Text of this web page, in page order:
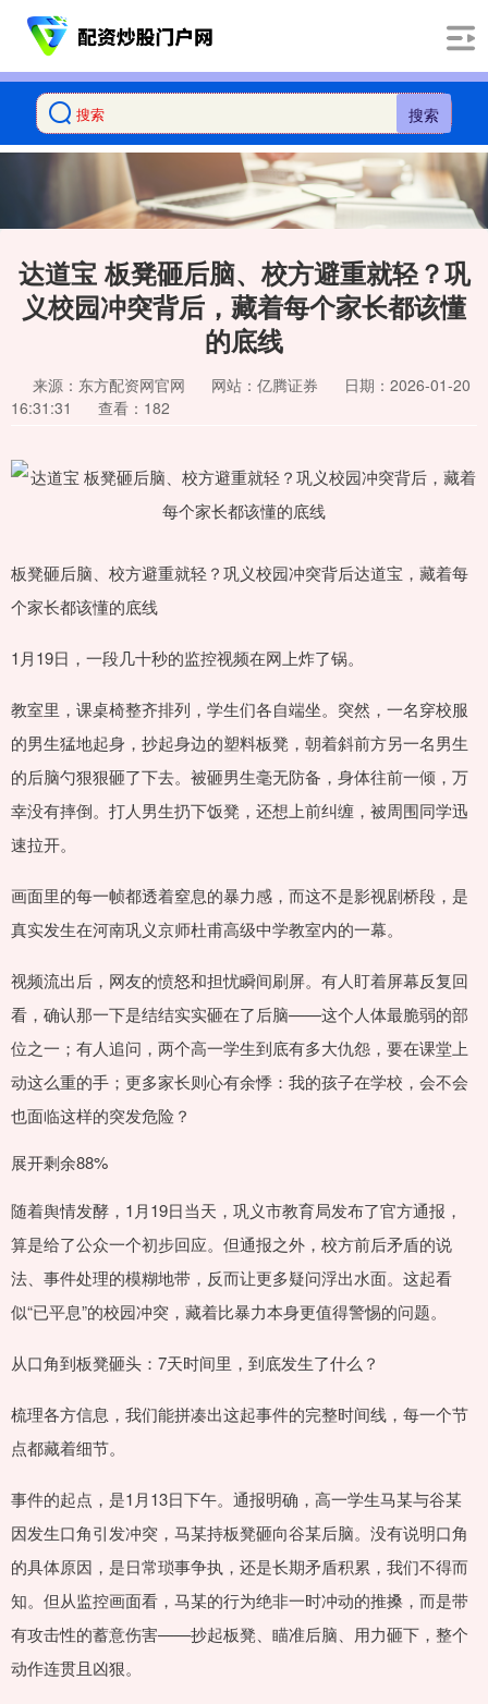
搜索
达道宝 板凳砸后脑、校方避重就轻？巩
义校园冲突背后，藏着每个家长都该懂
的底线
来源：东方配资网官网 网站：亿腾证券
日期：2026-01-20
16:31:31
查看：182
板凳砸后脑、校方避重就轻？巩义校园冲突背后达道宝，藏着每
个家长都该懂的底线
1月19日，一段几十秒的监控视频在网上炸了锅。
教室里，课桌椅整齐排列，学生们各自端坐。突然，一名穿校服
的男生猛地起身，抄起身边的塑料板凳，朝着斜前方另一名男生
的后脑勺狠狠砸了下去。被砸男生毫无防备，身体往前一倾，万
幸没有摔倒。打人男生扔下饭凳，还想上前纠缠，被周围同学迅
速拉开。
画面里的每一帧都透着窒息的暴力感，而这不是影视剧桥段，是
真实发生在河南巩义京师杜甫高级中学教室内的一幕。
视频流出后，网友的愤怒和担忧瞬间刷屏。有人盯着屏幕反复回
看，确认那一下是结结实实砸在了后脑——这个人体最脆弱的部
位之一；有人追问，两个高一学生到底有多大仇怨，要在课堂上
动这么重的手；更多家长则心有余悸：我的孩子在学校，会不会
也面临这样的突发危险？
展开剩余88%
随着舆情发酵，1月19日当天，巩义市教育局发布了官方通报，
算是给了公众一个初步回应。但通报之外，校方前后矛盾的说
法、事件处理的模糊地带，反而让更多疑问浮出水面。这起看
似“已平息”的校园冲突，藏着比暴力本身更值得警惕的问题。
从口角到板凳砸头：7天时间里，到底发生了什么？
梳理各方信息，我们能拼凑出这起事件的完整时间线，每一个节
点都藏着细节。
事件的起点，是1月13日下午。通报明确，高一学生马某与谷某
因发生口角引发冲突，马某持板凳砸向谷某后脑。没有说明口角
的具体原因，是日常琐事争执，还是长期矛盾积累，我们不得而
知。但从监控画面看，马某的行为绝非一时冲动的推搡，而是带
有攻击性的蓄意伤害——抄起板凳、瞄准后脑、用力砸下，整个
动作连贯且凶狠。